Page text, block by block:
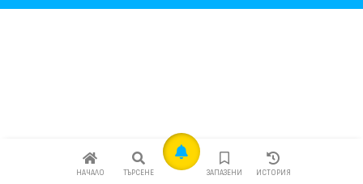
НАЧАЛО ТЪРСЕНЕ ЗАПАЗЕНИ ИСТОРИЯ